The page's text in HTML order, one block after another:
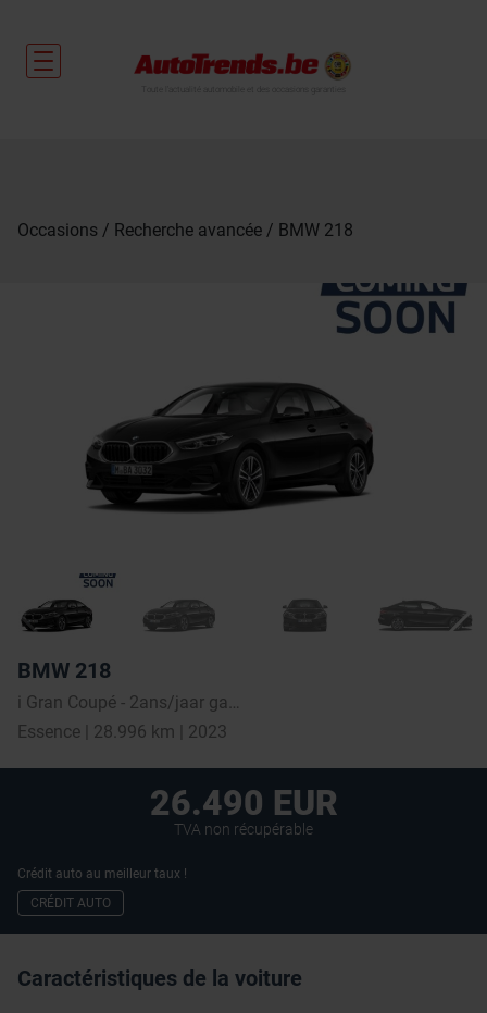
Occasions Recherche avancée BMW 218
BMW 218
Essence | 28.996 km | 2023
26.490 EUR
TVA non récupérable
Crédit auto au meilleur taux !
CRÉDIT AUTO
Caractéristiques de la voiture